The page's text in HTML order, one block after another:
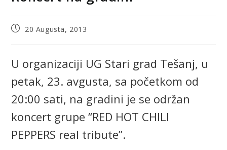
20 Augusta, 2013
U organizaciji UG Stari grad Tešanj, u
petak, 23. avgusta, sa početkom od
20:00 sati, na gradini je se održan
koncert grupe “RED HOT CHILI
PEPPERS real tribute”.